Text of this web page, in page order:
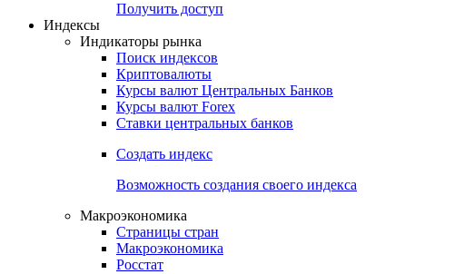
Получить доступ
Индексы
Индикаторы рынка
Поиск индексов
Криптовалюты
Курсы валют Центральных Банков
Курсы валют Forex
Ставки центральных банков
Создать индекс
Возможность создания своего индекса
Макроэкономика
Страницы стран
Макроэкономика
Росстат